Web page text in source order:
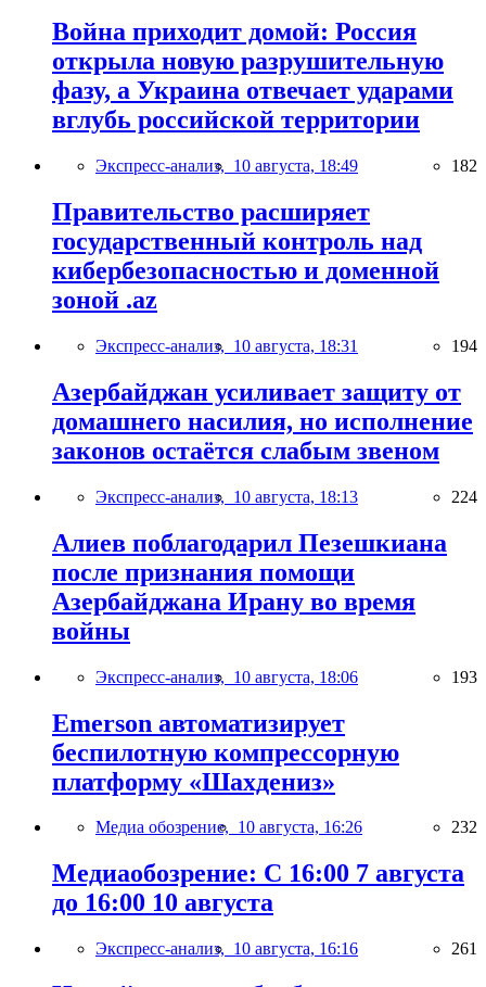
Война приходит домой: Россия
открыла новую разрушительную
фазу, а Украина отвечает ударами
вглубь российской территории
Экспресс-анализ, 10 августа, 18:49 182
Правительство расширяет
государственный контроль над
кибербезопасностью и доменной
зоной .az
Экспресс-анализ, 10 августа, 18:31 194
Азербайджан усиливает защиту от
домашнего насилия, но исполнение
законов остаётся слабым звеном
Экспресс-анализ, 10 августа, 18:13 224
Алиев поблагодарил Пезешкиана
после признания помощи
Азербайджана Ирану во время
войны
Экспресс-анализ, 10 августа, 18:06 193
Emerson автоматизирует
беспилотную компрессорную
платформу «Шахдениз»
Медиа обозрение, 10 августа, 16:26 232
Медиаобозрение: С 16:00 7 августа
до 16:00 10 августа
Экспресс-анализ, 10 августа, 16:16 261